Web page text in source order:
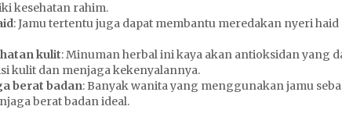
kesehatan rahim.
: Jamu tertentu juga dapat membantu meredakan nyeri
kulit: Minuman herbal ini kaya akan antioksidan yang
kulit dan menjaga kekenyalannya.
berat badan: Banyak wanita yang menggunakan jamu
berat badan ideal.